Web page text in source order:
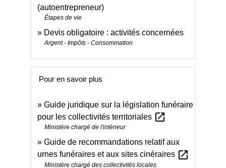
(autoentrepreneur)
Étapes de vie
Devis obligatoire : activités concernées
Argent - Impôts - Consommation
Pour en savoir plus
Guide juridique sur la législation funéraire
pour les collectivités territoriales open_in_new
Ministère chargé de l'intérieur
Guide de recommandations relatif aux
urnes funéraires et aux sites cinéraires open_in_new
Ministère chargé des collectivités locales